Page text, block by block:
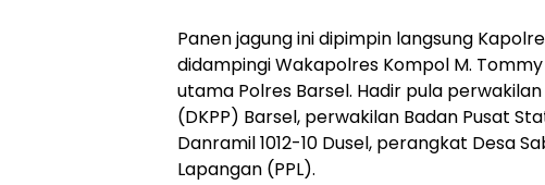
‎Panen jagung ini dipimpin langsung
didampingi Wakapolres Kompol M. Tommy
utama Polres Barsel. Hadir pula
(DKPP) Barsel, perwakilan Badan Pusat
Danramil 1012-10 Dusel, perangkat Desa
Lapangan (PPL).